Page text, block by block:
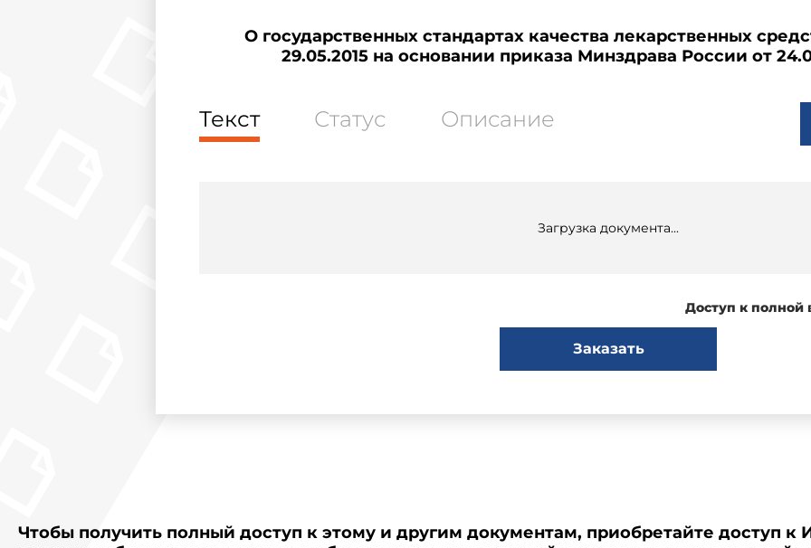
О государственных стандартах качества лекарственных
29.05.2015 на основании приказа Минздрава России от
Текст Статус Описание
Загрузка документа...
Доступ к полной
Заказать
Чтобы получить полный доступ к этому и другим документам, приобретайте доступ к